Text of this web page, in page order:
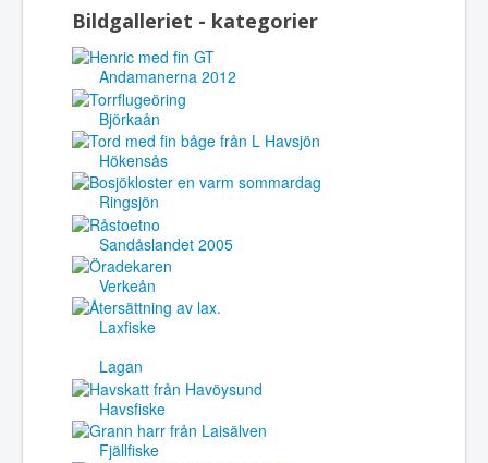
Bildgalleriet - kategorier
Andamanerna 2012
Björkaån
Hökensås
Ringsjön
Sandåslandet 2005
Verkeån
Laxfiske
Lagan
Havsfiske
Fjällfiske